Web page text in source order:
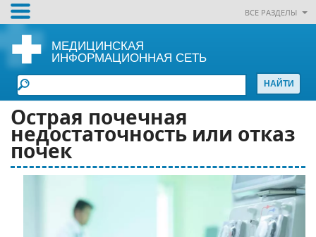
ВСЕ РАЗДЕЛЫ
МЕДИЦИНСКАЯ
ИНФОРМАЦИОННАЯ СЕТЬ
Острая почечная
недостаточность или отказ
почек